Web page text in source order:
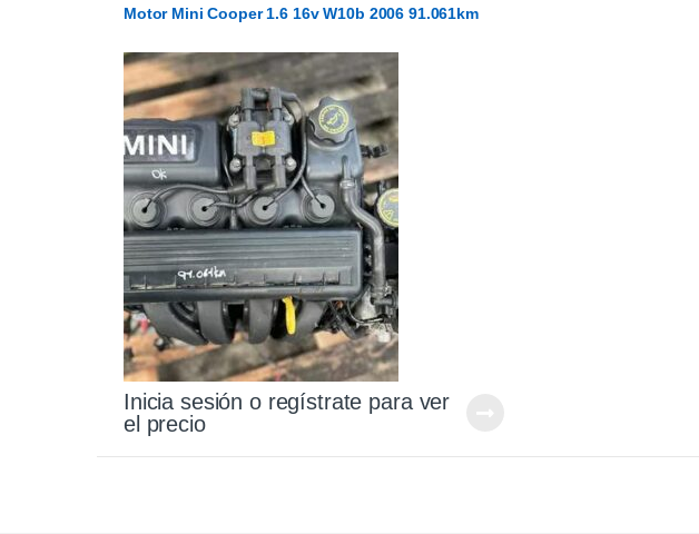
Motor Mini Cooper 1.6 16v W10b 2006 91.061km
Inicia sesión o regístrate para ver
el precio